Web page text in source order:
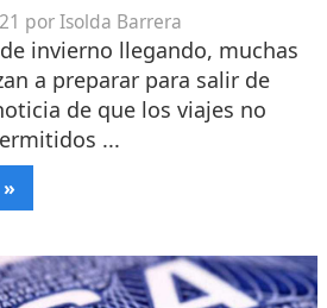
por Isolda Barrera
invierno llegando, muchas
a preparar para salir de
de que los viajes no
...